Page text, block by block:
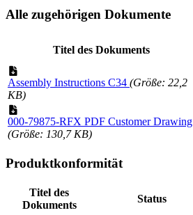
Alle zugehörigen Dokumente
Titel des Dokuments
Assembly Instructions C34 (Größe: 22,2
KB)
000-79875-RFX PDF Customer Drawing
(Größe: 130,7 KB)
Produktkonformität
Titel des
Dokuments
Status